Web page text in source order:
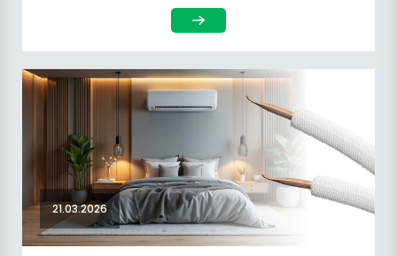
21.03.2026